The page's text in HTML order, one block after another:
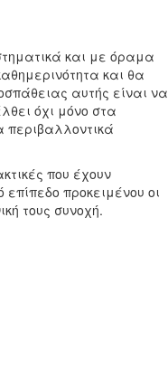
και με όραμα
και θα
αυτής είναι να
όχι μόνο στα
περιβαλλοντικά
που έχουν
προκειμένου οι
τους συνοχή.